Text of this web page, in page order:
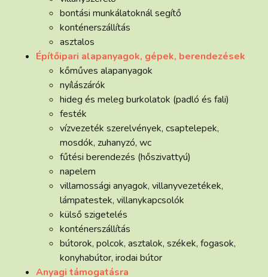
bontási munkálatoknál segítő
konténerszállítás
asztalos
Építőipari alapanyagok, gépek, berendezések
kőműves alapanyagok
nyílászárók
hideg és meleg burkolatok (padló és fali)
festék
vízvezeték szerelvények, csaptelepek,
mosdók, zuhanyzó, wc
fűtési berendezés (hőszivattyú)
napelem
villamossági anyagok, villanyvezetékek,
lámpatestek, villanykapcsolók
külső szigetelés
konténerszállítás
bútorok, polcok, asztalok, székek, fogasok,
konyhabútor, irodai bútor
Anyagi támogatásra